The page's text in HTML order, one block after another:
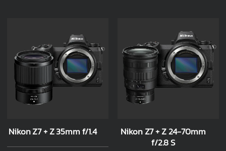
Nikon Z7 + Z 35mm f/1.4
Nikon Z7 + Z 24-70mm
f/2.8 S